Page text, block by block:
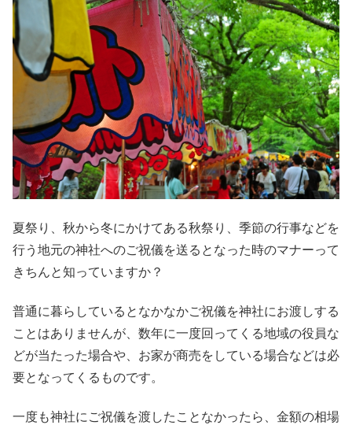
夏祭り、秋から冬にかけてある秋祭り、季節の行事などを
行う地元の神社へのご祝儀を送るとなった時のマナーって
きちんと知っていますか？
普通に暮らしているとなかなかご祝儀を神社にお渡しする
ことはありませんが、数年に一度回ってくる地域の役員な
どが当たった場合や、お家が商売をしている場合などは必
要となってくるものです。
一度も神社にご祝儀を渡したことなかったら、金額の相場